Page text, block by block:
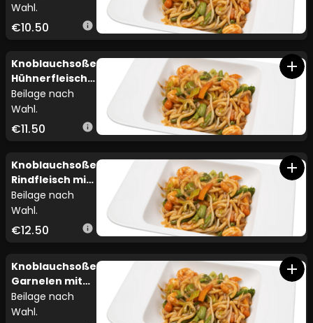
Wahl.
€10.50 info
Knoblauchsoße
Hühnerfleisch
mit Gemüse
Beilage nach
Wahl.
€11.50 info
add
Knoblauchsoße
Rindfleisch mit
Gemüse
Beilage nach
Wahl.
€12.50 info
add
Knoblauchsoße
Garnelen mit
Gemüse
Beilage nach
Wahl.
add